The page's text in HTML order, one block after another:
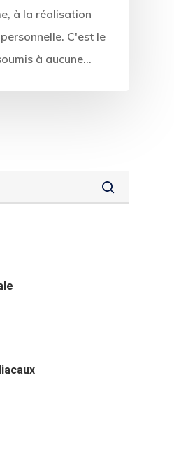
à la réalisation
C'est le
à aucune…